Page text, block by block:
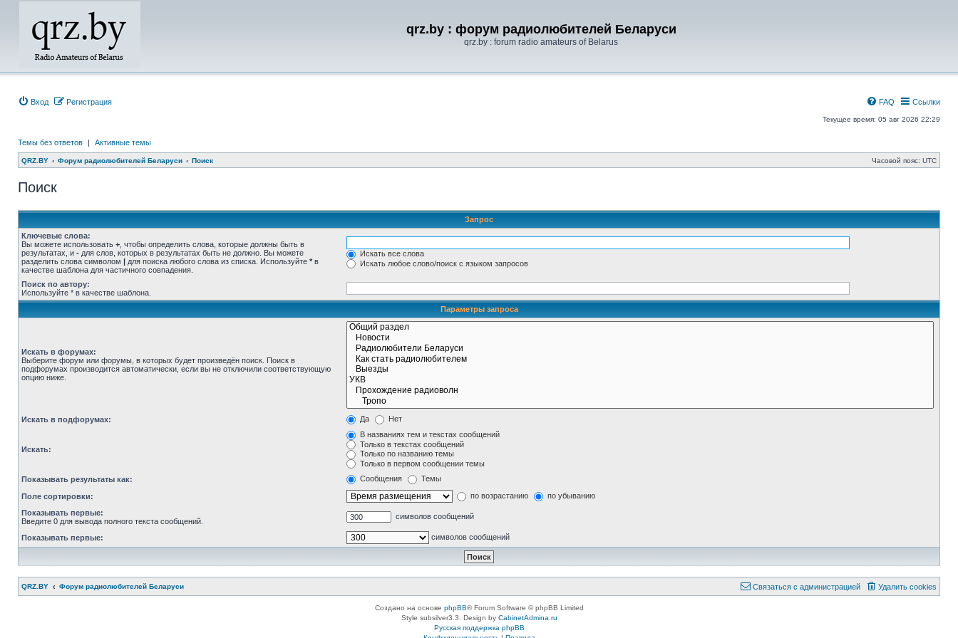
qrz.by : форум радиолюбителей Беларуси
qrz.by : forum radio amateurs of Belarus
Вход Регистрация Ссылки
FAQ
Текущее время: 05 авг 2026 22:29
Темы без ответов | Активные темы
QRZ.BY Форум радиолюбителей Беларуси Поиск Часовой пояс: UTC
Поиск
Запрос
Ключевые слова:
Вы можете использовать + , чтобы определить слова, которые должны быть в
результатах, и - для слов, которых в результатах быть не должно. Вы можете
разделить слова символом | для поиска любого слова из списка. Используйте * в
качестве шаблона для частичного совпадения.
Искать все слова
Искать любое слово/поиск с языком запросов
Поиск по автору:
Используйте * в качестве шаблона.
Параметры запроса
Искать в форумах:
Выберите форум или форумы, в которых будет произведён поиск. Поиск в
подфорумах производится автоматически, если вы не отключили соответствующую
опцию ниже.
Искать в подфорумах: Да Нет
Искать:
В названиях тем и текстах сообщений
Только в текстах сообщений
Только по названию темы
Только в первом сообщении темы
Показывать результаты как:
Сообщения Темы
Поле сортировки: по возрастанию по убыванию
Показывать первые:
Введите 0 для вывода полного текста сообщений.
символов сообщений
Показывать первые: символов сообщений
QRZ.BY Форум радиолюбителей Беларуси Удалить cookies
Связаться с администрацией
Создано на основе phpBB® Forum Software © phpBB Limited
Style subsilver3.3. Design by CabinetAdmina.ru
Русская поддержка phpBB